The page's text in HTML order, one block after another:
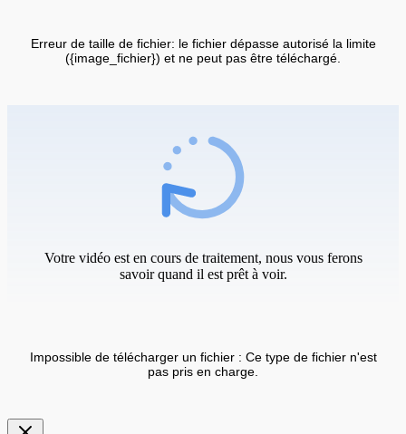
Erreur de taille de fichier: le fichier dépasse autorisé la limite
({image_fichier}) et ne peut pas être téléchargé.
Votre vidéo est en cours de traitement, nous vous ferons
savoir quand il est prêt à voir.
Impossible de télécharger un fichier : Ce type de fichier n'est
pas pris en charge.